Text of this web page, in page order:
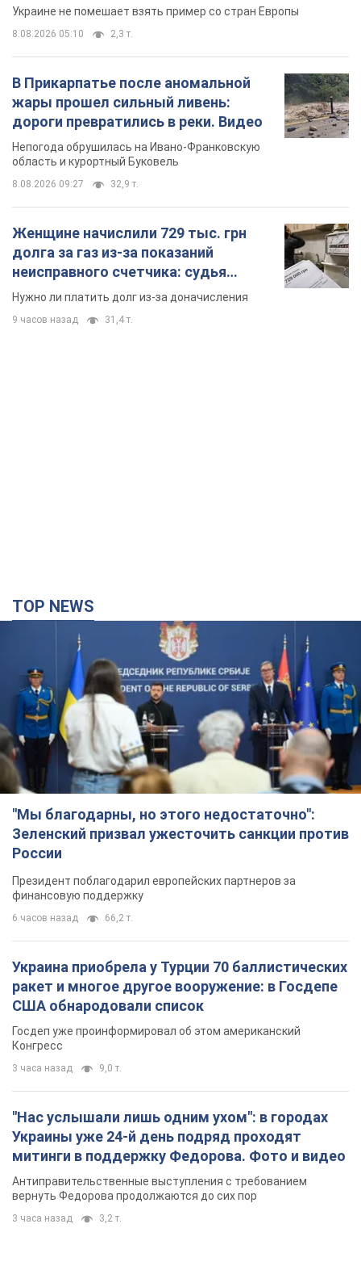
Украине не помешает взять пример со стран Европы
8.08.2026 05:10 2,3 т.
В Прикарпатье после аномальной
жары прошел сильный ливень:
дороги превратились в реки. Видео
Непогода обрушилась на Ивано-Франковскую
область и курортный Буковель
8.08.2026 09:27 32,9 т.
Женщине начислили 729 тыс. грн
долга за газ из-за показаний
неисправного счетчика: судья
вынес неожиданное решение
Нужно ли платить долг из-за доначисления
9 часов назад 31,4 т.
TOP NEWS
"Мы благодарны, но этого недостаточно":
Зеленский призвал ужесточить санкции против
России
Президент поблагодарил европейских партнеров за
финансовую поддержку
6 часов назад 66,2 т.
Украина приобрела у Турции 70 баллистических
ракет и многое другое вооружение: в Госдепе
США обнародовали список
Госдеп уже проинформировал об этом американский
Конгресс
3 часа назад 9,0 т.
"Нас услышали лишь одним ухом": в городах
Украины уже 24-й день подряд проходят
митинги в поддержку Федорова. Фото и видео
Антиправительственные выступления с требованием
вернуть Федорова продолжаются до сих пор
3 часа назад 3,2 т.